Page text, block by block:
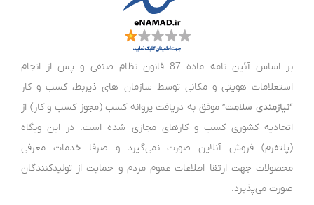
بر اساس آئین نامه ماده 87 قانون نظام صنفی و پس از انجام
استعلامات هویتی و مکانی توسط سازمان های ذیربط، کسب و کار
“نیازمندی سلامت” موفق به دریافت پروانه کسب (مجوز کسب و کار) از
اتحادیه کشوری کسب و کارهای مجازی شده است. در این وبگاه
(پلتفرم) فروش آنلاین صورت نمی‌گیرد و صرفا خدمات معرفی
محصولات جهت ارتقا اطلاعات عموم مردم و حمایت از تولید‌کنندگان
صورت می‌پذیرد.